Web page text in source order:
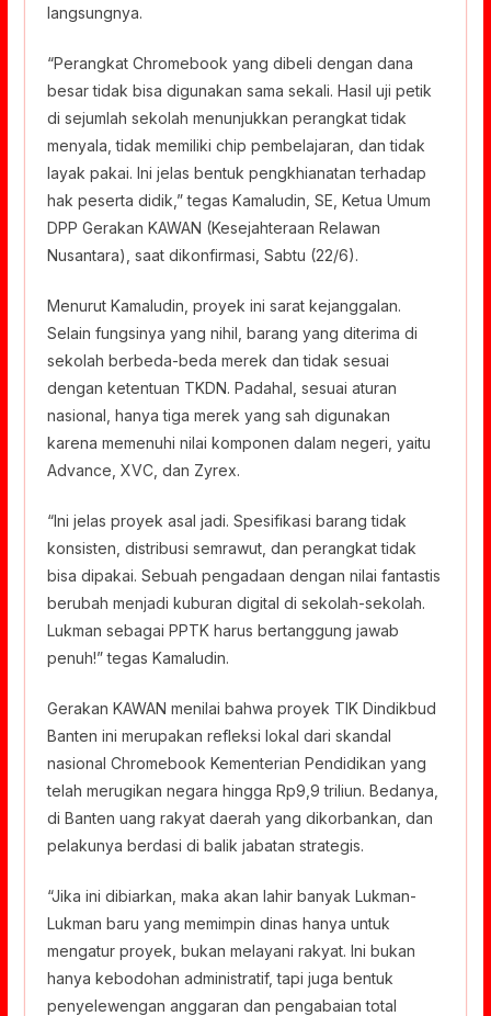
langsungnya.
“Perangkat Chromebook yang dibeli dengan dana
besar tidak bisa digunakan sama sekali. Hasil uji petik
di sejumlah sekolah menunjukkan perangkat tidak
menyala, tidak memiliki chip pembelajaran, dan tidak
layak pakai. Ini jelas bentuk pengkhianatan terhadap
hak peserta didik,” tegas Kamaludin, SE, Ketua Umum
DPP Gerakan KAWAN (Kesejahteraan Relawan
Nusantara), saat dikonfirmasi, Sabtu (22/6).
Menurut Kamaludin, proyek ini sarat kejanggalan.
Selain fungsinya yang nihil, barang yang diterima di
sekolah berbeda-beda merek dan tidak sesuai
dengan ketentuan TKDN. Padahal, sesuai aturan
nasional, hanya tiga merek yang sah digunakan
karena memenuhi nilai komponen dalam negeri, yaitu
Advance, XVC, dan Zyrex.
“Ini jelas proyek asal jadi. Spesifikasi barang tidak
konsisten, distribusi semrawut, dan perangkat tidak
bisa dipakai. Sebuah pengadaan dengan nilai fantastis
berubah menjadi kuburan digital di sekolah-sekolah.
Lukman sebagai PPTK harus bertanggung jawab
penuh!” tegas Kamaludin.
Gerakan KAWAN menilai bahwa proyek TIK Dindikbud
Banten ini merupakan refleksi lokal dari skandal
nasional Chromebook Kementerian Pendidikan yang
telah merugikan negara hingga Rp9,9 triliun. Bedanya,
di Banten uang rakyat daerah yang dikorbankan, dan
pelakunya berdasi di balik jabatan strategis.
“Jika ini dibiarkan, maka akan lahir banyak Lukman-
Lukman baru yang memimpin dinas hanya untuk
mengatur proyek, bukan melayani rakyat. Ini bukan
hanya kebodohan administratif, tapi juga bentuk
penyelewengan anggaran dan pengabaian total